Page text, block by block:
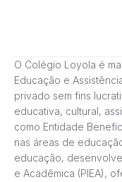
O Colégio Loyola é
Educação e
privado sem fins
educativa, cultural,
como Entidade
nas áreas de
educação,
e Acadêmica (PIEA),